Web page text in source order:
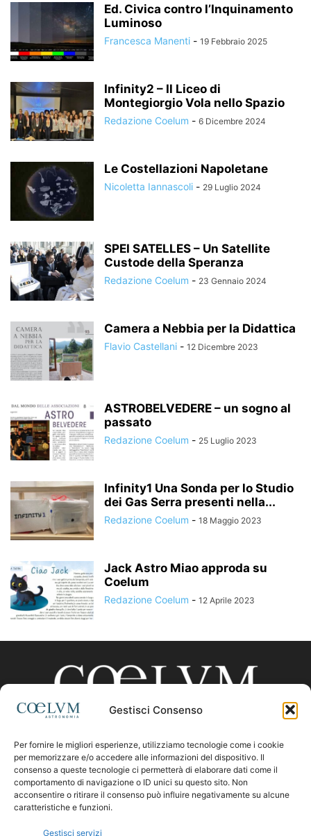
Gestisci Consenso
Per fornire le migliori esperienze, utilizziamo tecnologie come i cookie
per memorizzare e/o accedere alle informazioni del dispositivo. Il
consenso a queste tecnologie ci permetterà di elaborare dati come il
comportamento di navigazione o ID unici su questo sito. Non
acconsentire o ritirare il consenso può influire negativamente su alcune
caratteristiche e funzioni.
Gestisci servizi
Ed. Civica contro l’Inquinamento
Luminoso
Francesca Manenti - 19 Febbraio 2025
Infinity2 – Il Liceo di
Montegiorgio Vola nello Spazio
Redazione Coelum - 6 Dicembre 2024
Le Costellazioni Napoletane
Nicoletta Iannascoli - 29 Luglio 2024
SPEI SATELLES – Un Satellite
Custode della Speranza
Redazione Coelum - 23 Gennaio 2024
Camera a Nebbia per la Didattica
Flavio Castellani - 12 Dicembre 2023
ASTROBELVEDERE – un sogno al
passato
Redazione Coelum - 25 Luglio 2023
Infinity1 Una Sonda per lo Studio
dei Gas Serra presenti nella...
Redazione Coelum - 18 Maggio 2023
Jack Astro Miao approda su
Coelum
Redazione Coelum - 12 Aprile 2023
CHI SIAMO
Contattaci:coelumastro@coelum.com